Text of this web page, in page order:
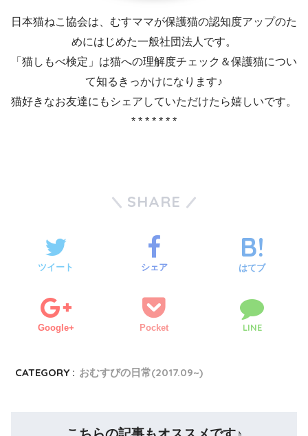
日本猫ねこ協会は、むすママが保護猫の認知度アップのた
めにはじめた一般社団法人です。
「猫しもべ検定」は猫への理解度チェック＆保護猫につい
て知るきっかけになります♪
猫好きなお友達にもシェアしていただけたら嬉しいです。
* * * * * * *
SHARE
ツイート シェア はてブ
Google+ Pocket LINE
CATEGORY : おむすびの日常(2017.09~)